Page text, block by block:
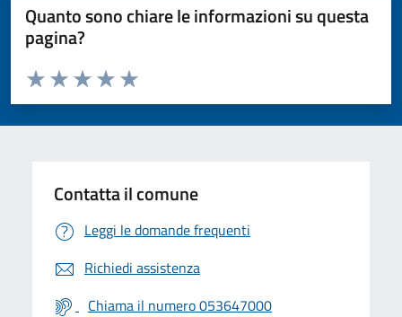
Quanto sono chiare le informazioni su questa
pagina?
Valuta da 1 a 5 stelle la pagina
Valuta 5 stelle su 5
Valuta 4 stelle su 5
Valuta 3 stelle su 5
Valuta 2 stelle su 5
Valuta 1 stelle su 5
Contatta il comune
Leggi le domande frequenti
Richiedi assistenza
Chiama il numero 053647000